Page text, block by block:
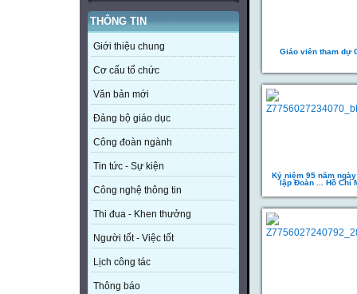
THÔNG TIN
Giới thiệu chung
Cơ cấu tổ chức
Văn bản mới
Đảng bộ giáo dục
Công đoàn ngành
Tin tức - Sự kiện
Công nghệ thông tin
Thi đua - Khen thưởng
Người tốt - Việc tốt
Lịch công tác
Thông báo
Giáo viên tham dự
Kỷ niệm 95 năm
lập Đoàn ... Hồ Chí